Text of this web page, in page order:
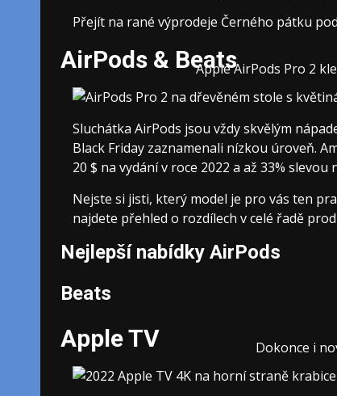
Přejít na rané výprodeje Černého pátku
AirPods & BeatsApple AirPods Pro 2
Sluchátka AirPods jsou vždy skvělým
Black Friday zaznamenali nízkou úroveň.
20 $ na vydání v roce 2022 a až 33% slevou
Nejste si jisti, který model je pro vás ten
najdete přehled o rozdílech v celé řadě
Nejlepší nabídky AirPods
Beats
Apple TV Dokonce i